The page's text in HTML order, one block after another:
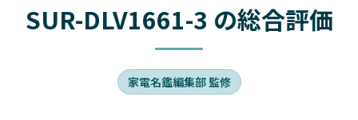
SUR-DLV1661-3 の総合評価
家電名鑑編集部 監修